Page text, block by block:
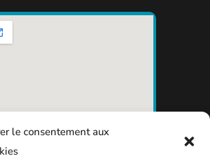
le consentement aux